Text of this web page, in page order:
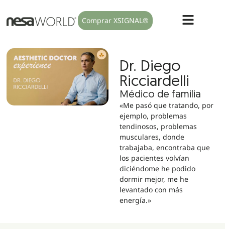
Comprar XSIGNAL®
Dr. Diego
Ricciardelli
Médico de familia
«Me pasó que tratando, por
ejemplo, problemas
tendinosos, problemas
musculares, donde
trabajaba, encontraba que
los pacientes volvían
diciéndome he podido
dormir mejor, me he
levantado con más
energía.»